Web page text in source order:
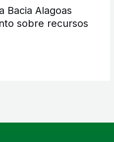
Bacia Alagoas
sobre recursos